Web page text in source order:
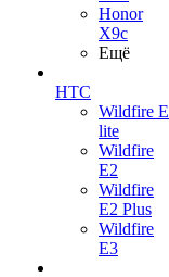
Honor
X9c
Ещё
HTC
Wildfire E
lite
Wildfire
E2
Wildfire
E2 Plus
Wildfire
E3